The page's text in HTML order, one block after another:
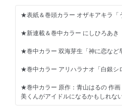
★表紙＆巻頭カラー オザキアキラ「
★新連載＆巻中カラー にしひろあき
★巻中カラー 双海芽生「神に恋など
★巻中カラー アリハラナオ「白銀シ
★巻中カラー 原作：青山はるの 作
美くんがアイドルになるかもしれない